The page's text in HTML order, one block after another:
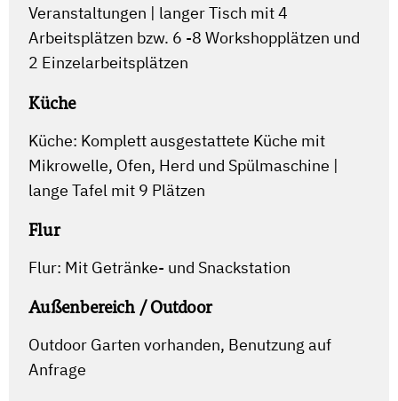
Veranstaltungen | langer Tisch mit 4
Arbeitsplätzen bzw. 6 -8 Workshopplätzen und
2 Einzelarbeitsplätzen
Küche
Küche: Komplett ausgestattete Küche mit
Mikrowelle, Ofen, Herd und Spülmaschine |
lange Tafel mit 9 Plätzen
Flur
Flur: Mit Getränke- und Snackstation
Außenbereich / Outdoor
Outdoor Garten vorhanden, Benutzung auf
Anfrage